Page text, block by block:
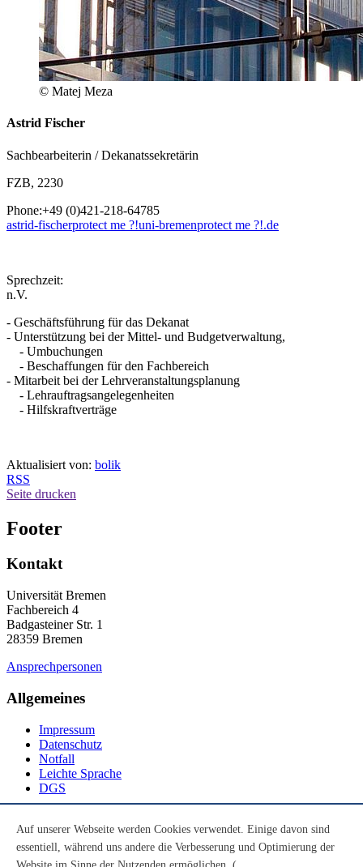
© Matej Meza
Astrid Fischer
Sachbearbeiterin / Dekanatssekretärin
FZB, 2230
Phone:+49 (0)421-218-64785
astrid-fischerprotect me ?!uni-bremenprotect me ?!.de
Sprechzeit:
n.V.
- Geschäftsführung für das Dekanat
- Unterstützung bei der Mittel- und Budgetverwaltung,
- Umbuchungen
- Beschaffungen für den Fachbereich
- Mitarbeit bei der Lehrveranstaltungsplanung
- Lehrauftragsangelegenheiten
- Hilfskraftverträge
Aktualisiert von: bolik
RSS
Seite drucken
Footer
Kontakt
Universität Bremen
Fachbereich 4
Badgasteiner Str. 1
28359 Bremen
Ansprechpersonen
Allgemeines
Impressum
Datenschutz
Notfall
Leichte Sprache
DGS
Youtube
Auf unserer Webseite werden Cookies verwendet. Einige davon sind
essentiell, während uns andere die Verbesserung und Optimierung der